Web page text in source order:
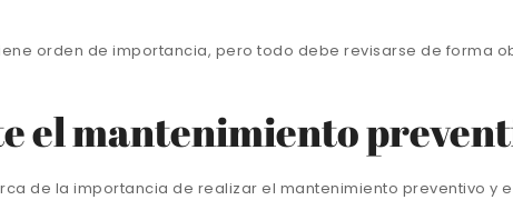
orden de importancia, pero todo debe revisarse de forma
el mantenimiento
de la importancia de realizar el mantenimiento preventivo y